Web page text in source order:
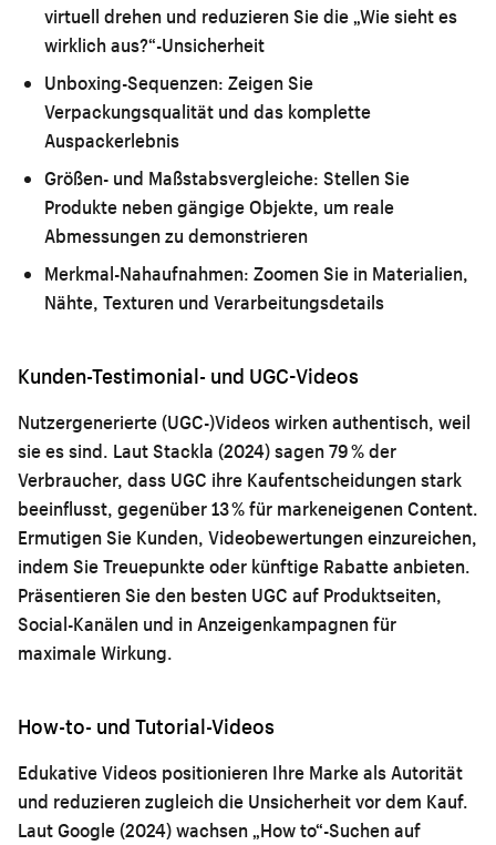
virtuell drehen und reduzieren Sie die „Wie sieht es
wirklich aus?“-Unsicherheit
Unboxing-Sequenzen: Zeigen Sie
Verpackungsqualität und das komplette
Auspackerlebnis
Größen- und Maßstabsvergleiche: Stellen Sie
Produkte neben gängige Objekte, um reale
Abmessungen zu demonstrieren
Merkmal-Nahaufnahmen: Zoomen Sie in Materialien,
Nähte, Texturen und Verarbeitungsdetails
Kunden-Testimonial- und UGC-Videos
Nutzergenerierte (UGC-)Videos wirken authentisch, weil
sie es sind. Laut Stackla (2024) sagen 79 % der
Verbraucher, dass UGC ihre Kaufentscheidungen stark
beeinflusst, gegenüber 13 % für markeneigenen Content.
Ermutigen Sie Kunden, Videobewertungen einzureichen,
indem Sie Treuepunkte oder künftige Rabatte anbieten.
Präsentieren Sie den besten UGC auf Produktseiten,
Social-Kanälen und in Anzeigenkampagnen für
maximale Wirkung.
How-to- und Tutorial-Videos
Edukative Videos positionieren Ihre Marke als Autorität
und reduzieren zugleich die Unsicherheit vor dem Kauf.
Laut Google (2024) wachsen „How to“-Suchen auf